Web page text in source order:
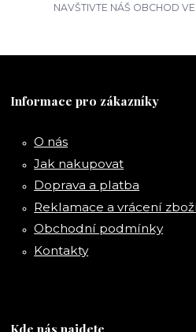
NAVŠTIVTE NÁŠ OBCHOD
Informace pro zákazníky
O nás
Jak nakupovat
Doprava a platba
Reklamace a vrácení
Obchodní podmínky
Kontakty
Kde nás najdete